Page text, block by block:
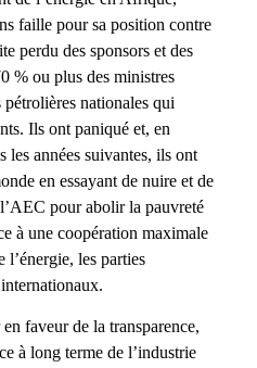
faille pour sa position contre
perdu des sponsors et des
% ou plus des ministres
nationales qui
Ils ont paniqué et, en
les années suivantes, ils ont
en essayant de nuire et de
pour abolir la pauvreté
à une coopération maximale
l’énergie, les parties
faveur de la transparence,
à long terme de l’industrie